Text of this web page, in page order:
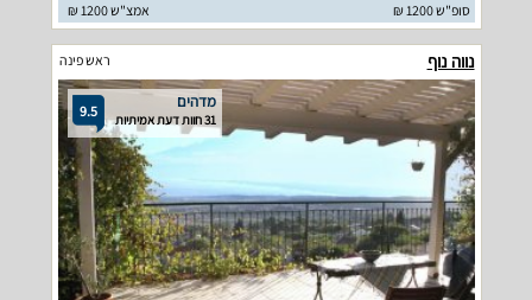
סופ"ש 1200 ₪
אמצ"ש 1200 ₪
נווה נוף ראש פינה
9.5 מדהים
31 חוות דעת אמיתיות